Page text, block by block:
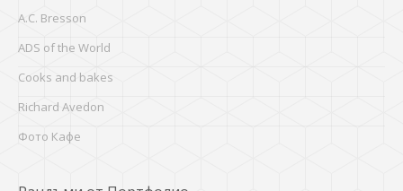
A.C. Bresson
ADS of the World
Cooks and bakes
Richard Avedon
Фото Кафе